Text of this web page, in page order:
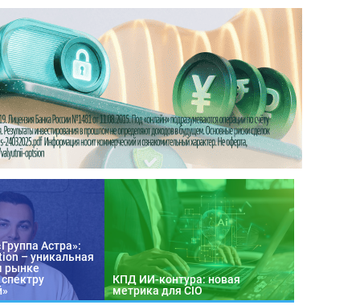
Астра»:
– уникальная
рынке
КПД ИИ-контура: новая
метрика для CIO